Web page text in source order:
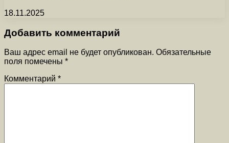
18.11.2025
Добавить комментарий
Ваш адрес email не будет опубликован. Обязательные
поля помечены *
Комментарий *